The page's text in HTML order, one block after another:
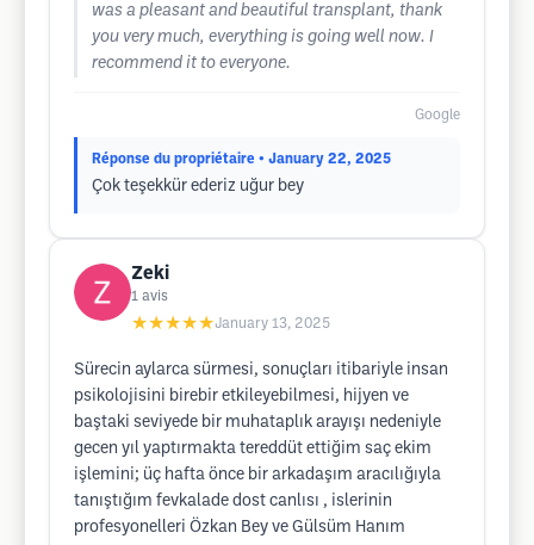
was a pleasant and beautiful transplant, thank
you very much, everything is going well now. I
recommend it to everyone.
Google
Réponse du propriétaire • January 22, 2025
Çok teşekkür ederiz uğur bey
Zeki
1 avis
★★★★★January 13, 2025
Sürecin aylarca sürmesi, sonuçları itibariyle insan
psikolojisini birebir etkileyebilmesi, hijyen ve
baştaki seviyede bir muhataplık arayışı nedeniyle
gecen yıl yaptırmakta tereddüt ettiğim saç ekim
işlemini; üç hafta önce bir arkadaşım aracılığıyla
tanıştığım fevkalade dost canlısı , islerinin
profesyonelleri Özkan Bey ve Gülsüm Hanım